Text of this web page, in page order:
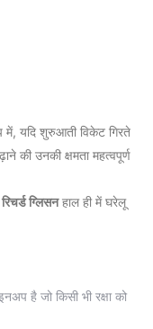
में, यदि शुरुआती विकेट गिरते
की उनकी क्षमता महत्वपूर्ण
रिचर्ड ग्लिसनहाल ही में घरेलू
है जो किसी भी रक्षा को